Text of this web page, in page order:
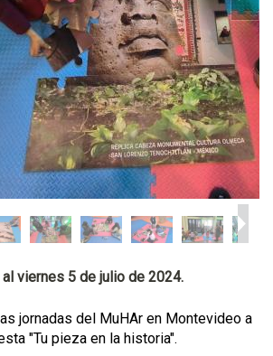
viernes 5 de julio de 2024.
jornadas del MuHAr en Montevideo a
"Tu pieza en la historia".